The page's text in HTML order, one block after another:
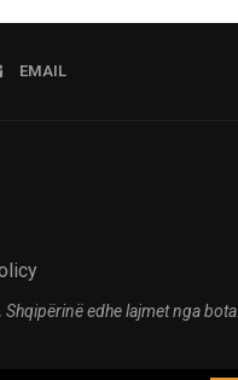
EMAIL
edhe lajmet nga bota.